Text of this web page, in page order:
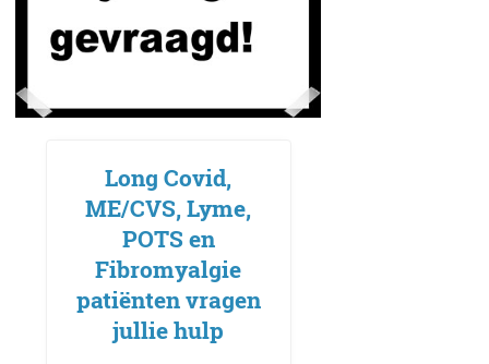
Long Covid,
ME/CVS, Lyme,
POTS en
Fibromyalgie
patiënten vragen
jullie hulp